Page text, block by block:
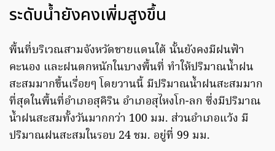
ระดับน้ำยังคงเพิ่มสูงขึ้น
พื้นที่บริเวณสามจังหวัดชายแดนใต้ นั้นยังคงมีฝนฟ้า
คะนอง และฝนตกหนักในบางพื้นที่ ทำให้ปริมาณน้ำฝน
สะสมมากขึ้นเรื่อยๆ โดยวานนี้ มีปริมาณน้ำฝนสะสมมาก
ที่สุดในพื้นที่อำเภอสุคิริน อำเภอสุไหงโก-ลก ซึ่งมีปริมาณ
น้ำฝนสะสมทั้งวันมากกว่า 100 มม. ส่วนอำเภอแว้ง มี
ปริมาณฝนสะสมในรอบ 24 ชม. อยู่ที่ 99 มม.